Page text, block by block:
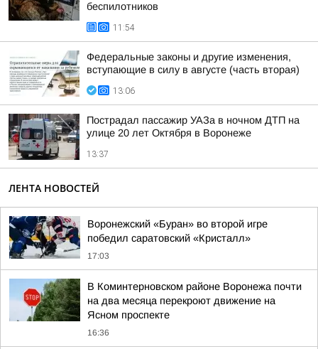
беспилотников
11:54
Федеральные законы и другие изменения,
вступающие в силу в августе (часть вторая)
13:06
Пострадал пассажир УАЗа в ночном ДТП на
улице 20 лет Октября в Воронеже
13:37
ЛЕНТА НОВОСТЕЙ
Воронежский «Буран» во второй игре
победил саратовский «Кристалл»
17:03
В Коминтерновском районе Воронежа почти
на два месяца перекроют движение на
Ясном проспекте
16:36